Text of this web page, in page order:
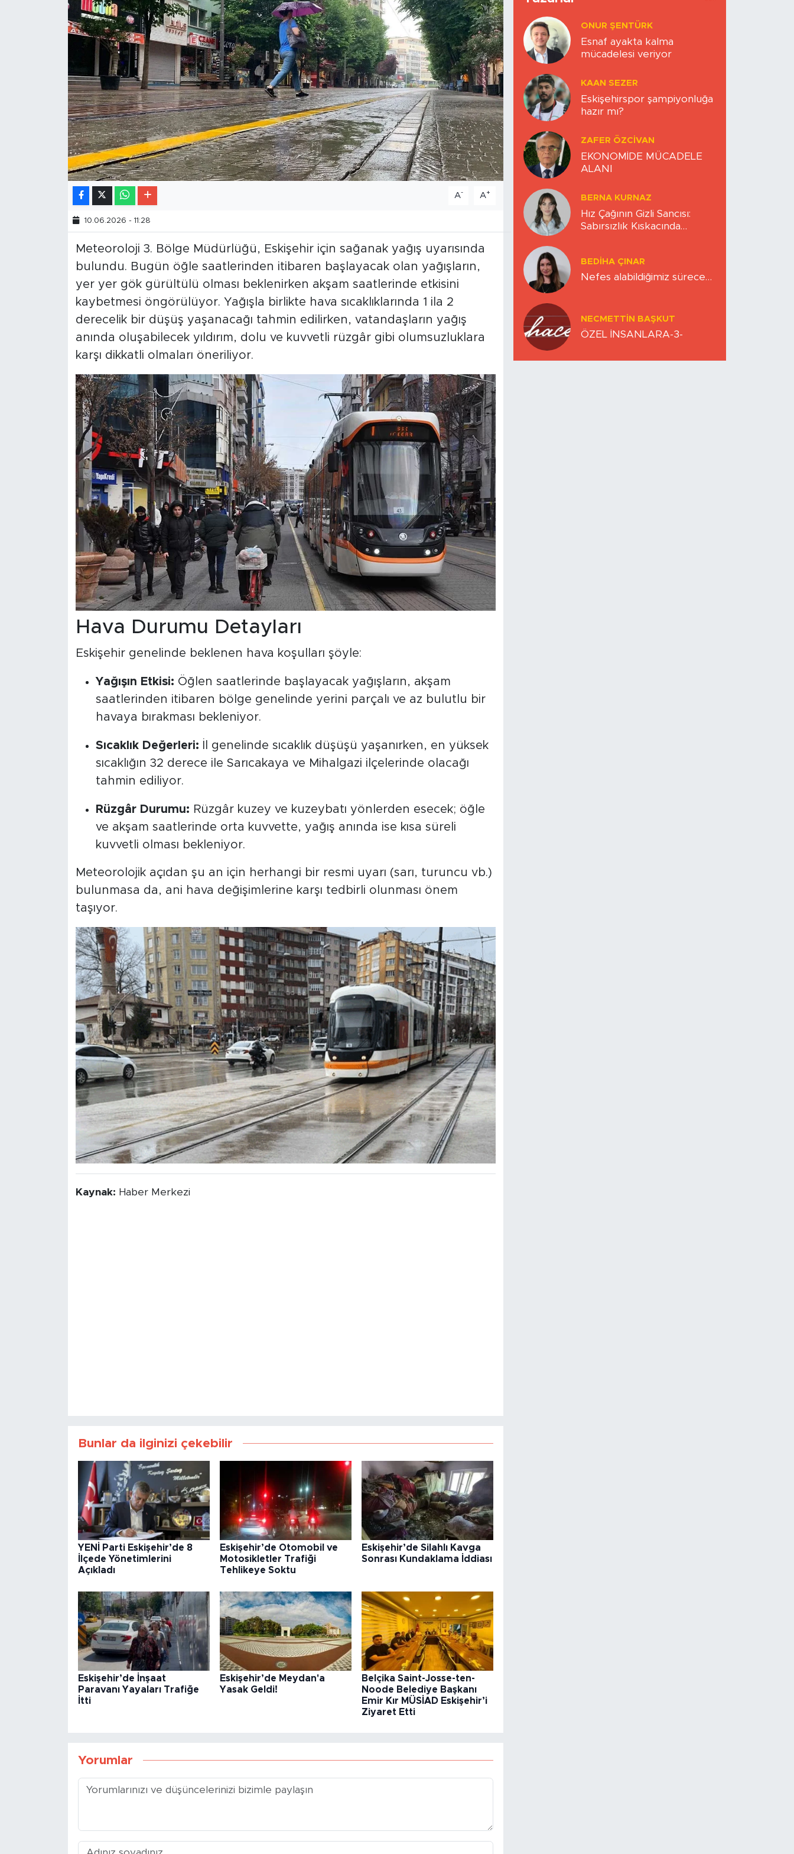
A- A+
10.06.2026 - 11:28
Meteoroloji 3. Bölge Müdürlüğü, Eskişehir için sağanak yağış uyarısında
bulundu. Bugün öğle saatlerinden itibaren başlayacak olan yağışların,
yer yer gök gürültülü olması beklenirken akşam saatlerinde etkisini
kaybetmesi öngörülüyor. Yağışla birlikte hava sıcaklıklarında 1 ila 2
derecelik bir düşüş yaşanacağı tahmin edilirken, vatandaşların yağış
anında oluşabilecek yıldırım, dolu ve kuvvetli rüzgâr gibi olumsuzluklara
karşı dikkatli olmaları öneriliyor.
Hava Durumu Detayları
Eskişehir genelinde beklenen hava koşulları şöyle:
Yağışın Etkisi: Öğlen saatlerinde başlayacak yağışların, akşam
saatlerinden itibaren bölge genelinde yerini parçalı ve az bulutlu bir
havaya bırakması bekleniyor.
Sıcaklık Değerleri: İl genelinde sıcaklık düşüşü yaşanırken, en yüksek
sıcaklığın 32 derece ile Sarıcakaya ve Mihalgazi ilçelerinde olacağı
tahmin ediliyor.
Rüzgâr Durumu: Rüzgâr kuzey ve kuzeybatı yönlerden esecek; öğle
ve akşam saatlerinde orta kuvvette, yağış anında ise kısa süreli
kuvvetli olması bekleniyor.
Meteorolojik açıdan şu an için herhangi bir resmi uyarı (sarı, turuncu vb.)
bulunmasa da, ani hava değişimlerine karşı tedbirli olunması önem
taşıyor.
Kaynak: Haber Merkezi
Bunlar da ilginizi çekebilir
YENİ Parti Eskişehir’de 8
İlçede Yönetimlerini
Açıkladı
Eskişehir’de Otomobil ve
Motosikletler Trafiği
Tehlikeye Soktu
Eskişehir’de Silahlı Kavga
Sonrası Kundaklama İddiası
Eskişehir’de İnşaat
Paravanı Yayaları Trafiğe
İtti
Eskişehir’de Meydan'a
Yasak Geldi!
Belçika Saint-Josse-ten-
Noode Belediye Başkanı
Emir Kır MÜSİAD Eskişehir’i
Ziyaret Etti
Yorumlar
ONUR ŞENTÜRK
Esnaf ayakta kalma
mücadelesi veriyor
KAAN SEZER
Eskişehirspor şampiyonluğa
hazır mı?
ZAFER ÖZCIVAN
EKONOMİDE MÜCADELE
ALANI
BERNA KURNAZ
Hız Çağının Gizli Sancısı:
Sabırsızlık Kıskacında
BEDIHA ÇINAR
Nefes alabildiğimiz sürece…
NECMETTIN BAŞKUT
ÖZEL İNSANLARA-3-